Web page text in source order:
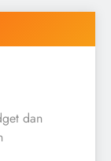
dan